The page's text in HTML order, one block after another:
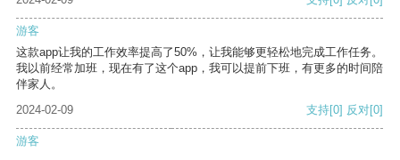
游客
这款app让我的工作效率提高了50%，让我能够更轻松地完成工作任务。
我以前经常加班，现在有了这个app，我可以提前下班，有更多的时间陪
伴家人。
2024-02-09
支持[0] 反对[0]
游客